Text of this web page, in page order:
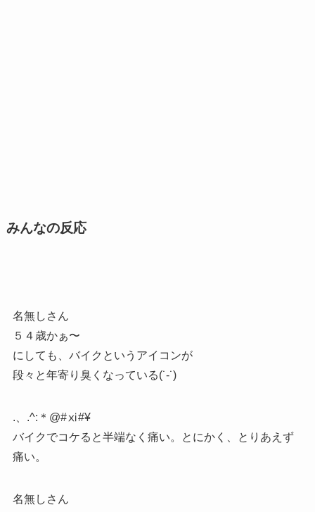
みんなの反応
名無しさん
５４歳かぁ〜
にしても、バイクというアイコンが
段々と年寄り臭くなっている(˙-˙)
.、.^:＊@#ⅺ#¥
バイクでコケると半端なく痛い。とにかく、とりあえず
痛い。
名無しさん